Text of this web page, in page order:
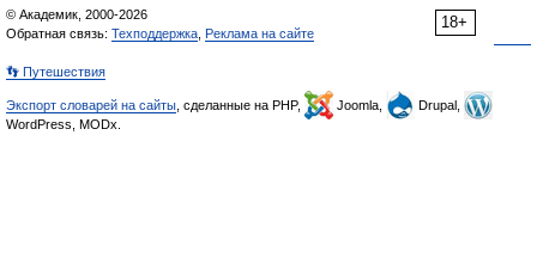
18+
© Академик, 2000-2026
Обратная связь: Техподдержка Реклама на сайте
👣 Путешествия
Экспорт словарей на сайты , сделанные на PHP, Joomla,
Drupal,
WordPress, MODx.